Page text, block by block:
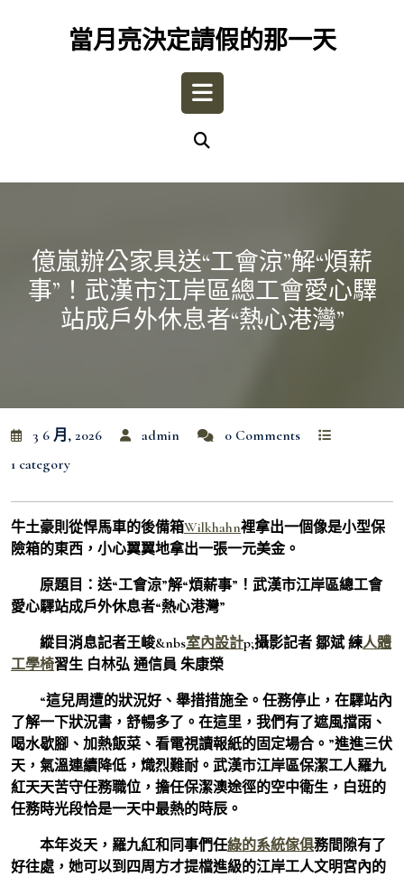
當月亮決定請假的那一天
Open
億嵐辦公家具送“工會涼”解“煩薪
事”！武漢市江岸區總工會愛心驛
站成戶外休息者“熱心港灣”
3 6 月, 2026 admin
0 Comments
1 category
牛土豪則從悍馬車的後備箱Wilkhahn裡拿出一個像是小型保
險箱的東西，小心翼翼地拿出一張一元美金。
原題目：送“工會涼”解“煩薪事”！武漢市江岸區總工會
愛心驛站成戶外休息者“熱心港灣”
縱目消息記者王峻&nbs室內設計p;攝影記者 鄒斌 練人體
工學椅習生 白林弘 通信員 朱康榮
“這兒周遭的狀況好、舉措措施全。任務停止，在驛站內
了解一下狀況書，舒暢多了。在這里，我們有了遮風擋雨、
喝水歇腳、加熱飯菜、看電視讀報紙的固定場合。”進進三伏
天，氣溫連續降低，熾烈難耐。武漢市江岸區保潔工人羅九
紅天天苦守任務職位，擔任保潔澳途徑的空中衛生，白班的
任務時光段恰是一天中最熱的時辰。
本年炎天，羅九紅和同事們任綠的系統傢俱務間隙有了
好往處，她可以到四周方才提檔進級的江岸工人文明宮內的